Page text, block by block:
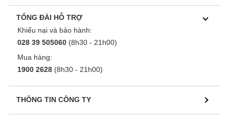
TỔNG ĐÀI HỖ TRỢ
Khiếu nại và bảo hành:
028 39 505060 (8h30 - 21h00)
Mua hàng:
1900 2628 (8h30 - 21h00)
THÔNG TIN CÔNG TY